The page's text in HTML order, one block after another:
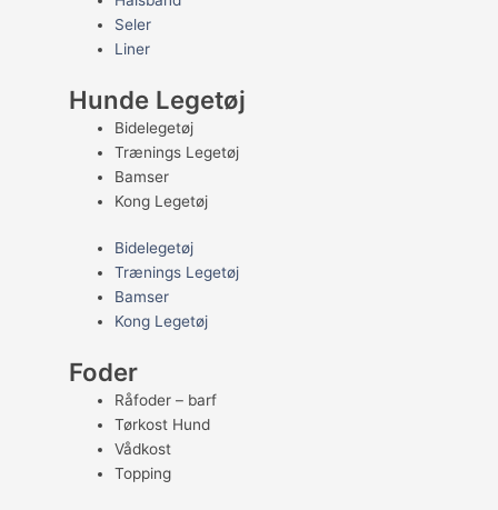
Seler
Liner
Hunde Legetøj
Bidelegetøj
Trænings Legetøj
Bamser
Kong Legetøj
Bidelegetøj
Trænings Legetøj
Bamser
Kong Legetøj
Foder
Råfoder – barf
Tørkost Hund
Vådkost
Topping